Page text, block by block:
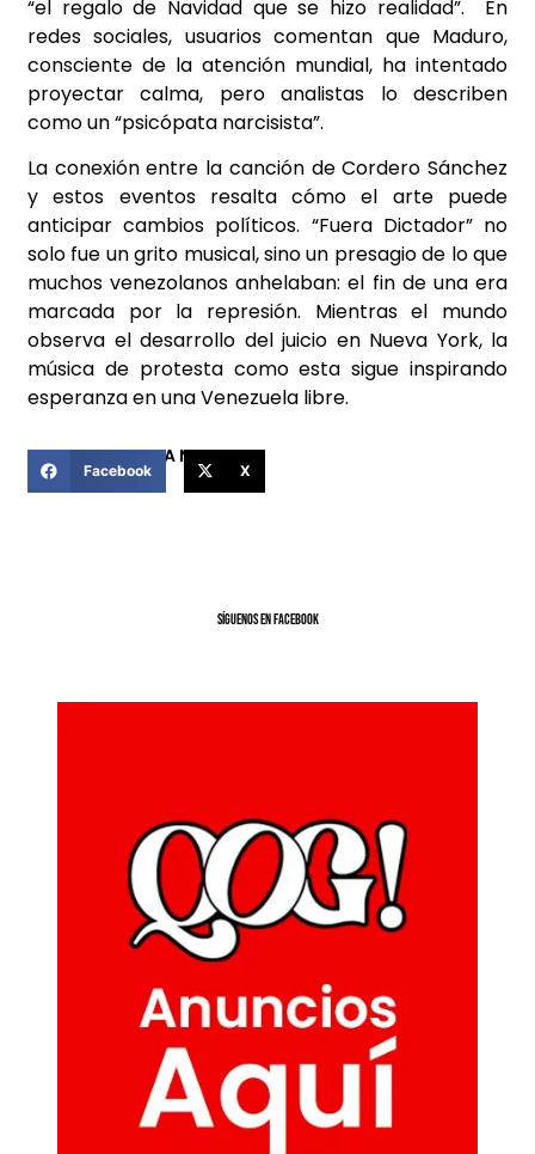
“el regalo de Navidad que se hizo realidad”. En
redes sociales, usuarios comentan que Maduro,
consciente de la atención mundial, ha intentado
proyectar calma, pero analistas lo describen
como un “psicópata narcisista”.
La conexión entre la canción de Cordero Sánchez
y estos eventos resalta cómo el arte puede
anticipar cambios políticos. “Fuera Dictador” no
solo fue un grito musical, sino un presagio de lo que
muchos venezolanos anhelaban: el fin de una era
marcada por la represión. Mientras el mundo
observa el desarrollo del juicio en Nueva York, la
música de protesta como esta sigue inspirando
esperanza en una Venezuela libre.
COMPARTIR ESTA NOTICIA
Facebook X
SíGUENOS EN FACEBOOK